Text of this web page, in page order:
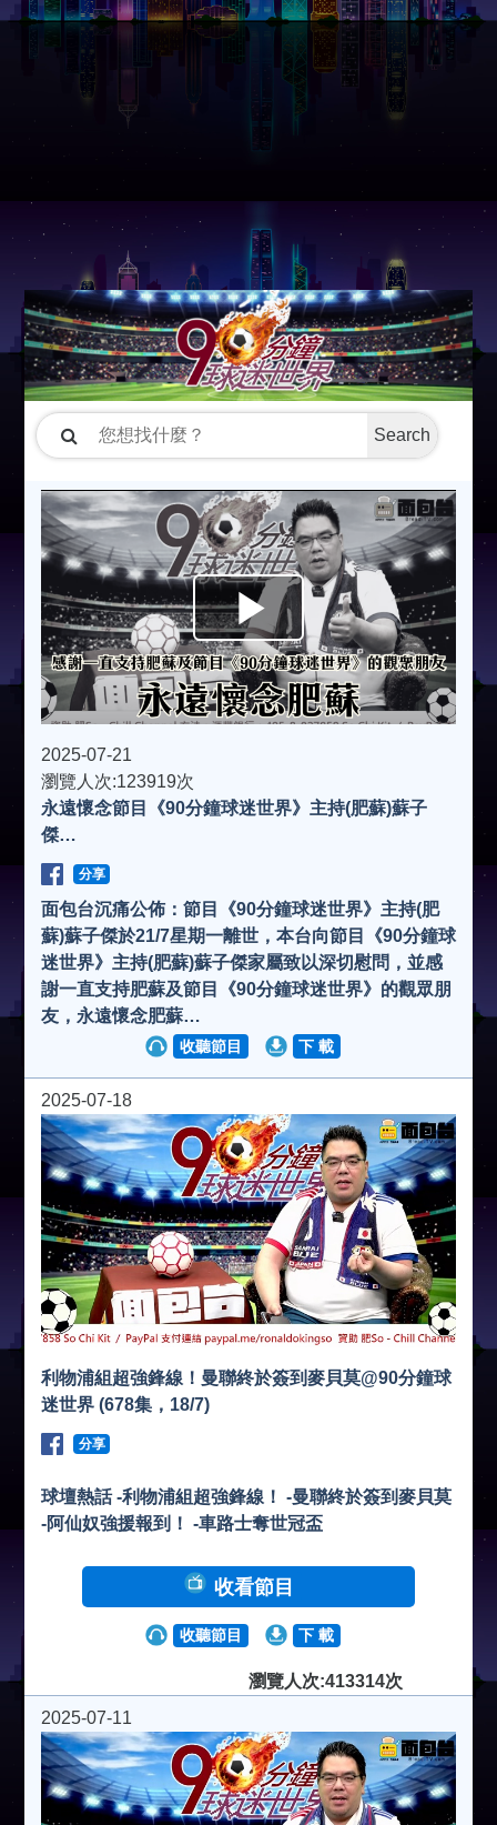
Search
P
l
y
i
e
o
2025-07-21
瀏覽人次:123919次
永遠懷念節目《90分鐘球迷世界》主持(肥蘇)蘇子
傑…
分享
面包台沉痛公佈：節目《90分鐘球迷世界》主持(肥
蘇)蘇子傑於21/7星期一離世，本台向節目《90分鐘球
迷世界》主持(肥蘇)蘇子傑家屬致以深切慰問，並感
謝一直支持肥蘇及節目《90分鐘球迷世界》的觀眾朋
友，永遠懷念肥蘇…
收聽節目 下 載
2025-07-18
利物浦組超強鋒線！曼聯終於簽到麥貝莫@90分鐘球
迷世界 (678集，18/7)
分享
球壇熱話 -利物浦組超強鋒線！ -曼聯終於簽到麥貝莫
-阿仙奴強援報到！ -車路士奪世冠盃
收看節目
收聽節目 下 載
瀏覽人次:413314次
2025-07-11